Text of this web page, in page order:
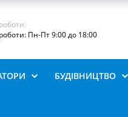
Пн-Пт 9:00 до 18:00
БУДІВНИЦТВО